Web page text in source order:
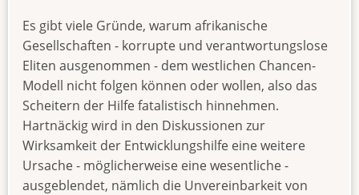
Es gibt viele Gründe, warum afrikanische
Gesellschaften - korrupte und verantwortungslose
Eliten ausgenommen - dem westlichen Chancen-
Modell nicht folgen können oder wollen, also das
Scheitern der Hilfe fatalistisch hinnehmen.
Hartnäckig wird in den Diskussionen zur
Wirksamkeit der Entwicklungshilfe eine weitere
Ursache - möglicherweise eine wesentliche -
ausgeblendet, nämlich die Unvereinbarkeit von